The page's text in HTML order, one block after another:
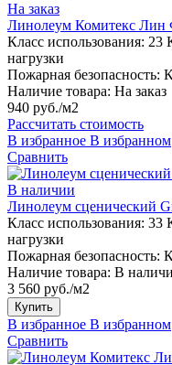
На заказ
Линолеум Комитекс
Класс использования: 23
нагрузки
Пожарная безопасность:
Наличие товара: На заказ
940 руб./м2
Рассчитать стоимость
В избранное В избранном
Сравнить
В наличии
Линолеум сценический
Класс использования: 33
нагрузки
Пожарная безопасность:
Наличие товара: В
3 560 руб./м2
Купить
В избранное В избранном
Сравнить